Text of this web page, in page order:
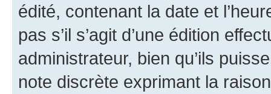
édité, contenant la date et
pas s’il s’agit d’une édition
administrateur, bien qu’ils
note discrète exprimant la